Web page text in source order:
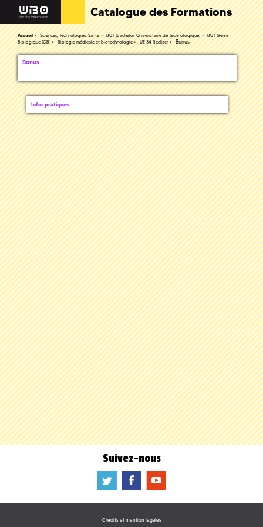
Catalogue des Formations
Accueil Sciences, Technologies, Santé BUT (Bachelor Universitaire de Technologique)
BUT Génie
Biologique (GB)
Biologie médicale et biotechnologie UE 34 Réaliser Bonus
Bonus
Infos pratiques
Suivez-nous
a b f
Crédits et mention légales